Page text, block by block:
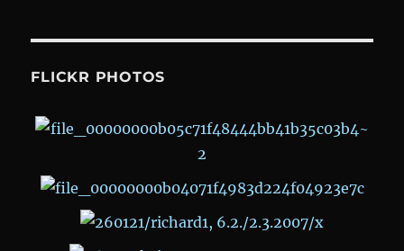
FLICKR PHOTOS